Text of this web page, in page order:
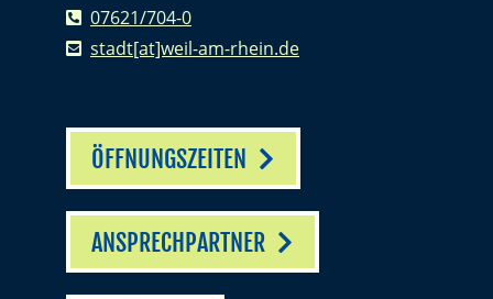
07621/704-0
stadt[at]weil-am-rhein.de
ÖFFNUNGSZEITEN
ANSPRECHPARTNER